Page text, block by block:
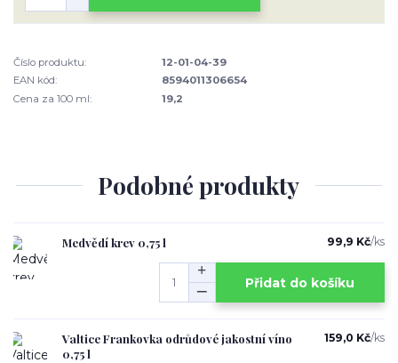
Číslo produktu:
12-01-04-39
EAN kód:
8594011306654
Cena za 100 ml:
19,2
Podobné produkty
Medvědí krev 0,75 l 99,9 Kč/ks
Přidat do košíku
Valtice Frankovka odrůdové jakostní víno
0,75 l
159,0 Kč/ks